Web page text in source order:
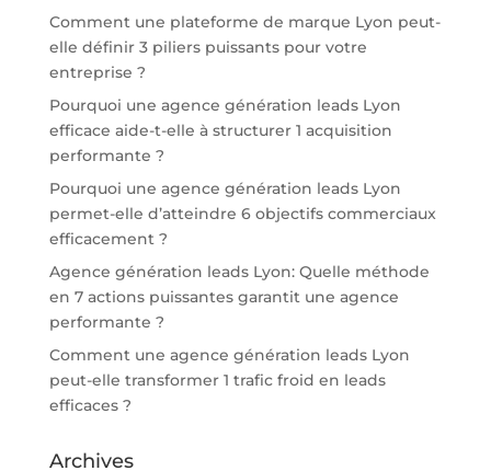
Comment une plateforme de marque Lyon peut-
elle définir 3 piliers puissants pour votre
entreprise ?
Pourquoi une agence génération leads Lyon
efficace aide-t-elle à structurer 1 acquisition
performante ?
Pourquoi une agence génération leads Lyon
permet-elle d’atteindre 6 objectifs commerciaux
efficacement ?
Agence génération leads Lyon: Quelle méthode
en 7 actions puissantes garantit une agence
performante ?
Comment une agence génération leads Lyon
peut-elle transformer 1 trafic froid en leads
efficaces ?
Archives